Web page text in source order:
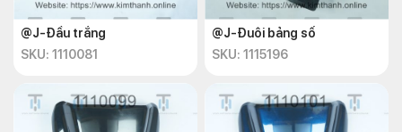
@J-Đầu trắng
SKU: 1110081
@J-Đuôi bảng số
SKU: 1115196